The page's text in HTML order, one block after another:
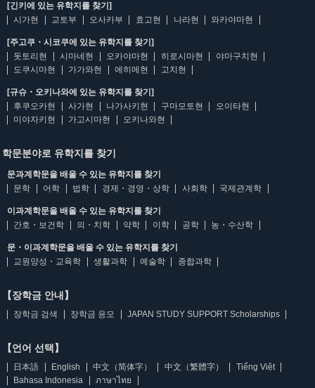
[긴키에 있는 유학지를 찾기]
시가현
교토부 오사카부 효고현 나라현 와카야마현
[주고쿠・시코쿠에 있는 유학지를 찾기]
돗토리현
시마네현 오카야마현 히로시마현
야마구치현
도쿠시마현
가가와현 에히메현 고치현
[규슈・오키나와에 있는 유학지를 찾기]
후쿠오카현
사가현 나가사키현 구마모토현
오이타현
미야자키현
가고시마현 오키나와현
학문분야로 유학지를 찾기
문과계학문을 배울 수 있는 유학지를 찾기
문학
어학 법학 경제・경영・상학 사회학 국제관계학
이과계학문을 배울 수 있는 유학지를 찾기
간호・보건학
의・치학 약학 이학 공학 농・수산학
문・이과계학문을 배울 수 있는 유학지를 찾기
교원양성・교육학
생활과학 예술학 종합과학
【장학금 안내】
장학금 검색 장학금 응모 JAPAN STUDY SUPPORT Scholarships
【언어 선택】
日本語 English 中文（简体字） 中文（繁體字）
Tiếng Việt
Bahasa Indonesia
ภาษาไทย